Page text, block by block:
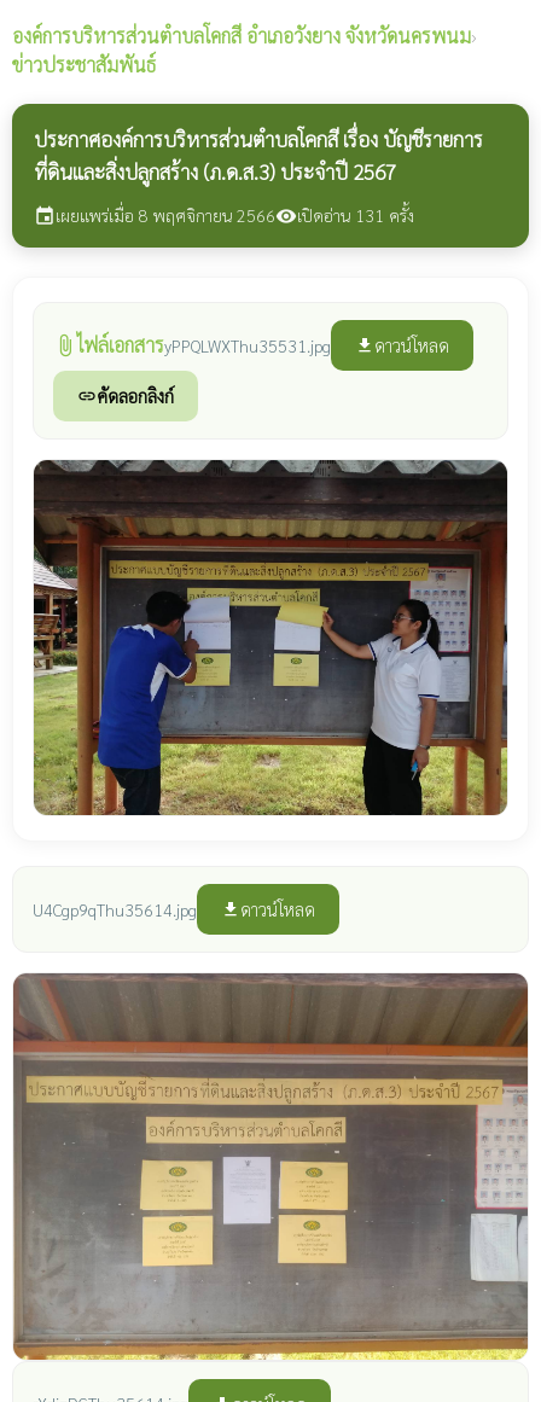
องค์การบริหารส่วนตำบลโคกสี อำเภอวังยาง จังหวัดนครพนม›
ข่าวประชาสัมพันธ์
ประกาศองค์การบริหารส่วนตำบลโคกสี เรื่อง บัญชีรายการ
ที่ดินและสิ่งปลูกสร้าง (ภ.ด.ส.3) ประจำปี 2567
eventเผยแพร่เมื่อ 8 พฤศจิกายน 2566visibilityเปิดอ่าน 131 ครั้ง
attach_file ไฟล์เอกสารyPPQLWXThu35531.jpg file_download ดาวน์โหลด
linkคัดลอกลิงก์
U4Cgp9qThu35614.jpg file_download ดาวน์โหลด